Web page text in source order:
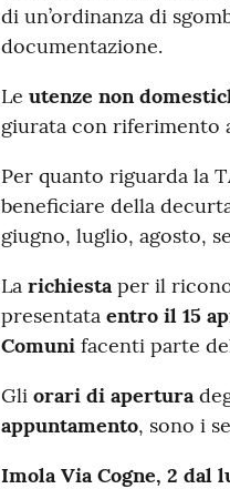
di un’ordinanza di
documentazione.
Le utenze non
giurata con riferimento
Per quanto riguarda la
beneficiare della
giugno, luglio, agosto,
La richiestaper il
presentata entro il 15
Comuni facenti parte
Gli orari di apertura
appuntamento, sono i
Imola Via Cogne, 2 dal